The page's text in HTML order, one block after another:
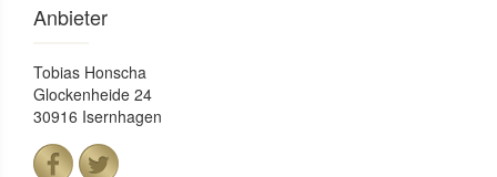
Anbieter
Tobias Honscha
Glockenheide 24
30916 Isernhagen